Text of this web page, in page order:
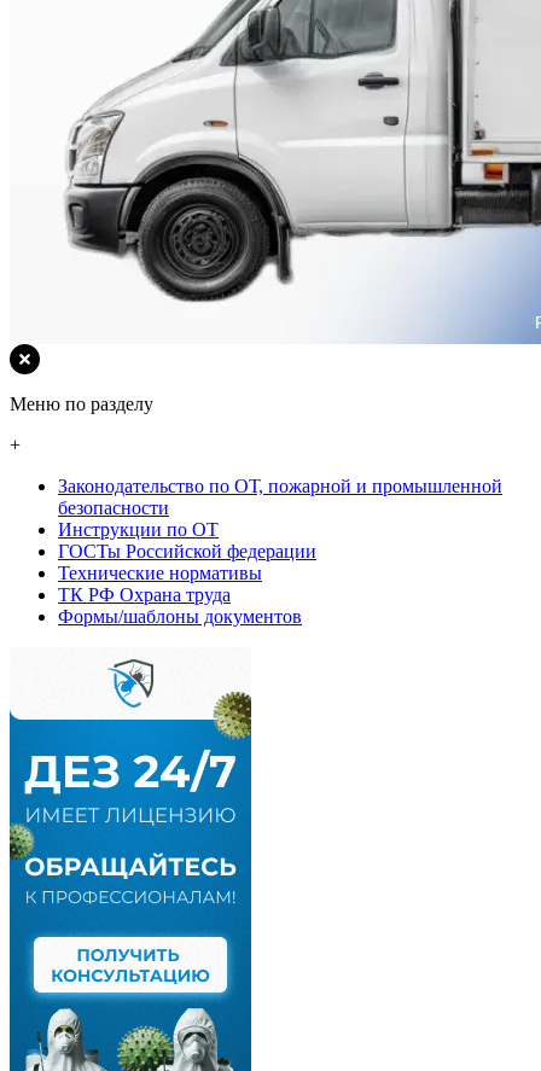
Меню по разделу
+
Законодательство по ОТ, пожарной и промышленной
безопасности
Инструкции по ОТ
ГОСТы Российской федерации
Технические нормативы
ТК РФ Охрана труда
Формы/шаблоны документов